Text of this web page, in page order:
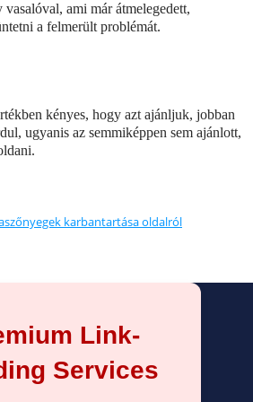
ami már átmelegedett,
a felmerült problémát.
kényes, hogy azt ajánljuk, jobban
ugyanis az semmiképpen sem ajánlott,
karbantartása oldalról
Link-
Services